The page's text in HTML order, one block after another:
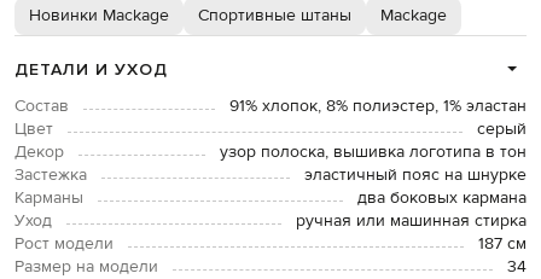
Новинки Mackage
Спортивные штаны Mackage
ДЕТАЛИ И УХОД
Состав
91% хлопок, 8% полиэстер, 1% эластан
Цвет
серый
Декор
узор полоска, вышивка логотипа в тон
Застежка
эластичный пояс на шнурке
Карманы
два боковых кармана
Уход
ручная или машинная стирка
Рост модели
187 см
Размер на модели
34